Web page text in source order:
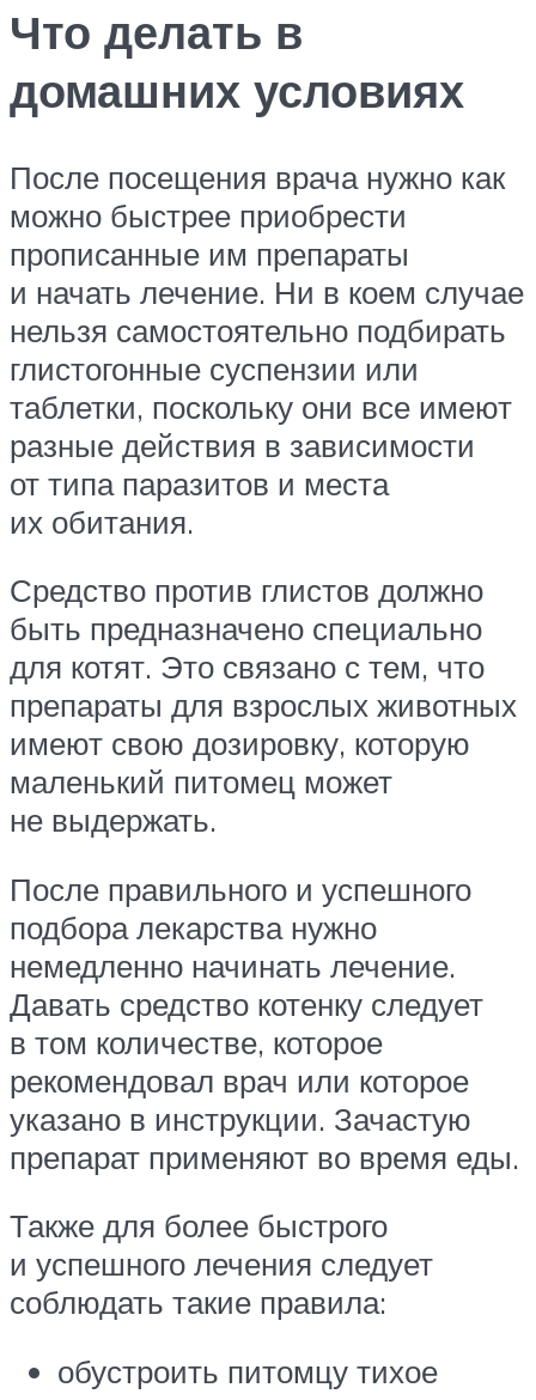
Что делать в
домашних условиях
После посещения врача нужно как
можно быстрее приобрести
прописанные им препараты
и начать лечение. Ни в коем случае
нельзя самостоятельно подбирать
глистогонные суспензии или
таблетки, поскольку они все имеют
разные действия в зависимости
от типа паразитов и места
их обитания.
Средство против глистов должно
быть предназначено специально
для котят. Это связано с тем, что
препараты для взрослых животных
имеют свою дозировку, которую
маленький питомец может
не выдержать.
После правильного и успешного
подбора лекарства нужно
немедленно начинать лечение.
Давать средство котенку следует
в том количестве, которое
рекомендовал врач или которое
указано в инструкции. Зачастую
препарат применяют во время еды.
Также для более быстрого
и успешного лечения следует
соблюдать такие правила:
обустроить питомцу тихое